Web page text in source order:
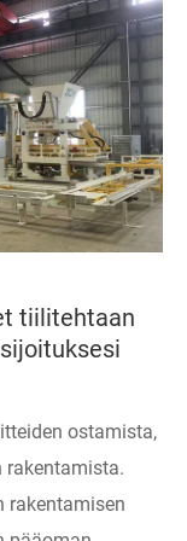
tiilitehtaan
ostamista,
rakentamisen